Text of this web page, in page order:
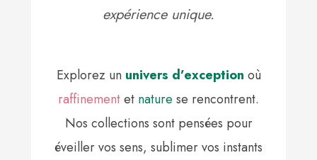
expérience unique.
Explorez un univers d’exception où
raffinementet nature se rencontrent.
Nos collections sont pensées pour
éveiller vos sens, sublimer vos instants